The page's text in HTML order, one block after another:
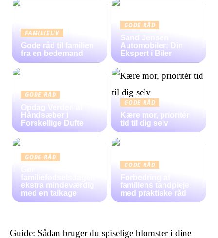
FAMILIELIV
Gode råd til familien
fra en bedemand
GODE RÅD
Sand Jensen
Automobiler: Din
Ekspert i Biler
GODE RÅD
Opdag Verden af
Håndsæber i
Forskellige Dufte
GODE RÅD
Kære mor, prioritér
tid til dig selv
GODE RÅD
familiefødselsdagen
ekstra mindeværdig
med en talkage
GODE RÅD
Forbedring af
familiens tandpleje
med praktiske råd
Guide: Sådan bruger du spiselige blomster i dine